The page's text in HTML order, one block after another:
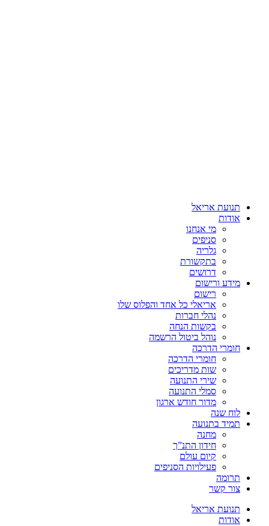
תנועת אריאל
אודות
מי אנחנו
סניפים
גלריה
בתקשורת
דרושים
מידע ורישום
רישום
אריאלי כל אחד והפלוס שלו
נהלי חברות
בקשות הנחה
נוהל ביטול הרשמה
חומרי הדרכה
חומרי הדרכה
שות מדריכים
שירי התנועה
סמלי התנועה
מדור חודש ארגון
לוח שנה
תמיד בתנועה
מחנה
חידון התנ”ך
קיום עולם
פעילויות הסניפים
תרומה
צור קשר
תנועת אריאל
אודות